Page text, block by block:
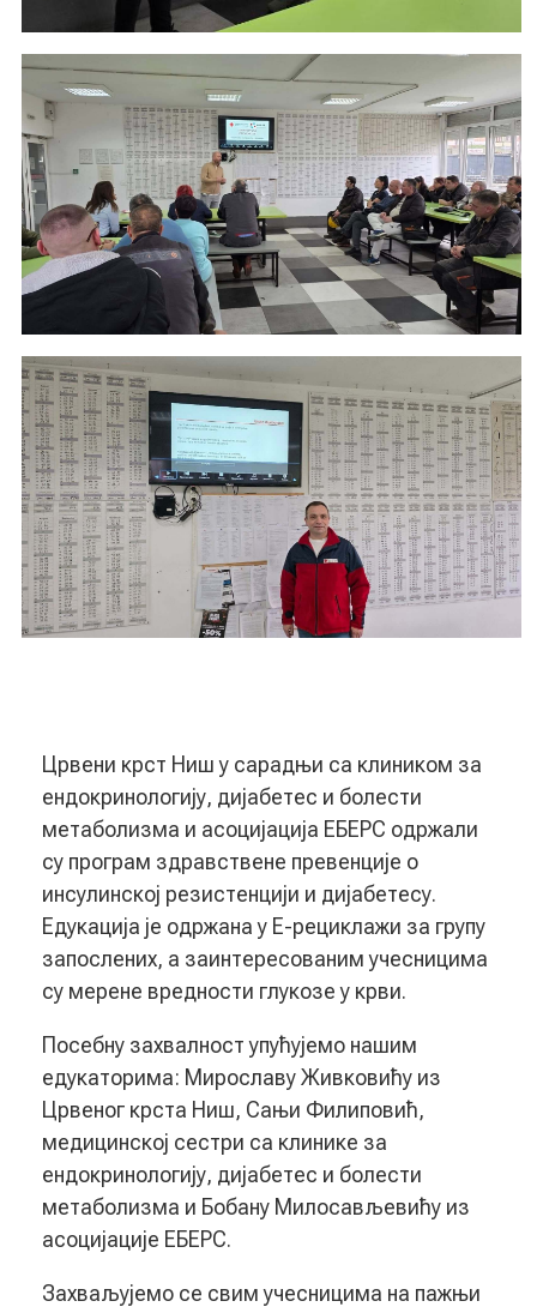
Црвени крст Ниш у сарадњи са клиником за
ендокринологију, дијабетес и болести
метаболизма и асоцијација ЕБЕРС одржали
су програм здравствене превенције о
инсулинској резистенцији и дијабетесу.
Едукација је одржана у Е-рециклажи за групу
запослених, а заинтересованим учесницима
су мерене вредности глукозе у крви.
Посебну захвалност упућујемо нашим
едукаторима: Мирославу Живковићу из
Црвеног крста Ниш, Сањи Филиповић,
медицинској сестри са клинике за
ендокринологију, дијабетес и болести
метаболизма и Бобану Милосављевићу из
асоцијације ЕБЕРС.
Захваљујемо се свим учесницима на пажњи